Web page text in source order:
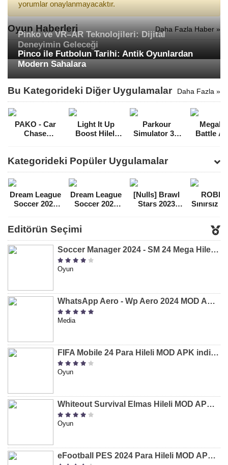
yorumlar onaylanmayacaktır.
Oyun Haberleri Daha Fazla Haber »
Pinko ve VR–AR Teknolojileri: Dijital
Deneyimin Geleceği
Pinco ile Futbolun Tarihi: Antik Oyunlardan
Modern Sahalara
Bu Kategorideki Diğer Uygulamalar Daha Fazla »
PAKO - Car
Chase
APK [v1.0.8]
Light It Up
Boost Hileli
Parkour
Simulator 3D
[v3.4.0]
Battle
Kategorideki Popüler Uygulamalar
Dream League
Soccer 2021
[v8.31]
Dream League
Soccer 2022
[Nulls] Brawl
Stars 2023
Sınırsız
Editörün Seçimi
Soccer Manager 2024 - SM 24 Mega Hileli MOD APK indir [v3.0.0]
Oyun
WhatsApp Aero - Wp Aero 2024 MOD APK indir [v10.0.2]
Media
FIFA Mobile 24 Para Hileli MOD APK indir [v20.1.02]
Oyun
Whiteout Survival Elmas Hileli MOD APK indir [v1.13.1]
Oyun
eFootball PES 2024 Para Hileli MOD APK indir [v8.2.0]